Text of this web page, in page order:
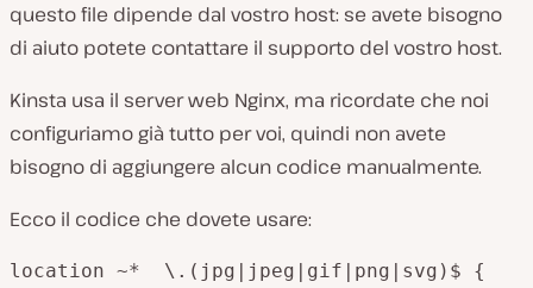
questo file dipende dal vostro host: se avete bisogno
di aiuto potete contattare il supporto del vostro host.
Kinsta usa il server web Nginx, ma ricordate che noi
configuriamo già tutto per voi, quindi non avete
bisogno di aggiungere alcun codice manualmente.
Ecco il codice che dovete usare:
location ~*  \.(jpg|jpeg|gif|png|svg)$ {